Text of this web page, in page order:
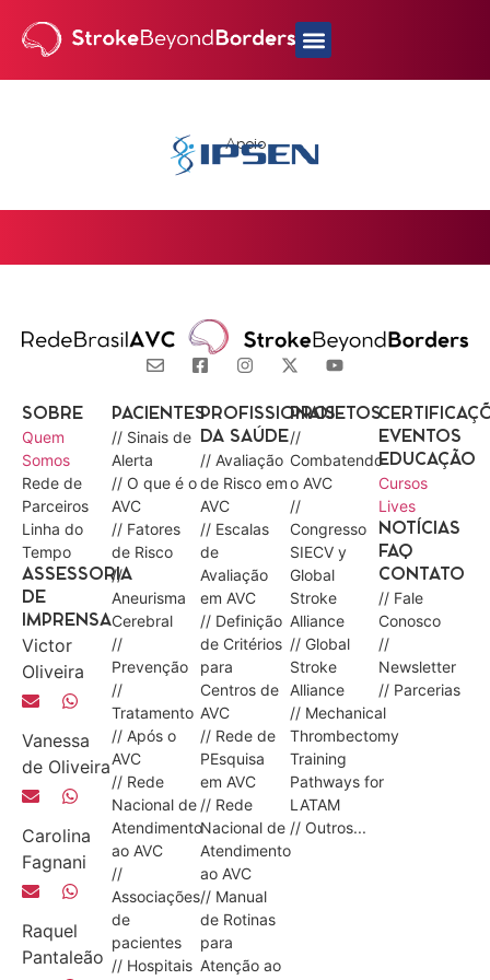
Apoio
SOBRE
Quem
Somos
Rede de
Parceiros
Linha do
Tempo
ASSESSORIA
DE
IMPRENSA
Victor
Oliveira
Vanessa
de Oliveira
Carolina
Fagnani
Raquel
Pantaleão
PACIENTES
// Sinais de
Alerta
// O que é o
AVC
// Fatores
de Risco
//
Aneurisma
Cerebral
//
Prevenção
//
Tratamento
// Após o
AVC
// Rede
Nacional de
Atendimento
ao AVC
//
Associações
de
pacientes
// Hospitais
PROFISSIONAIS
DA SAÚDE
// Avaliação
de Risco em
AVC
// Escalas
de
Avaliação
em AVC
// Definição
de Critérios
para
Centros de
AVC
// Rede de
PEsquisa
em AVC
// Rede
Nacional de
Atendimento
ao AVC
// Manual
de Rotinas
para
Atenção ao
PROJETOS
//
Combatendo
o AVC
//
Congresso
SIECV y
Global
Stroke
Alliance
// Global
Stroke
Alliance
// Mechanical
Thrombectomy
Training
Pathways for
LATAM
// Outros...
EVENTOS
EDUCAÇÃO
Cursos
Lives
NOTÍCIAS
FAQ
CONTATO
// Fale
Conosco
//
Newsletter
// Parcerias